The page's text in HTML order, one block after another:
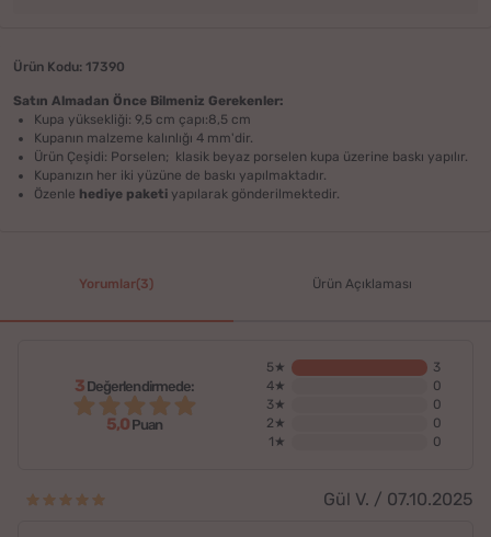
Ürün Kodu: 17390
Satın Almadan Önce Bilmeniz Gerekenler:
Kupa yüksekliği: 9,5 cm çapı:8,5 cm
Kupanın malzeme kalınlığı 4 mm'dir.
Ürün Çeşidi: Porselen; klasik beyaz porselen kupa üzerine baskı yapılır.
Kupanızın her iki yüzüne de baskı yapılmaktadır.
Özenle hediye paketi yapılarak gönderilmektedir.
Yorumlar(3) Ürün Açıklaması
3Değerlendirmede:
5,0Puan
5★
3
4★
0
3★
0
2★
0
1★
0
Gül V. / 07.10.2025